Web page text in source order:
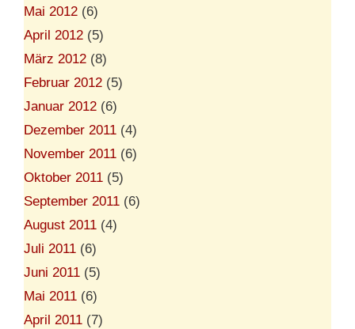
Mai 2012 (6)
April 2012 (5)
März 2012 (8)
Februar 2012 (5)
Januar 2012 (6)
Dezember 2011 (4)
November 2011 (6)
Oktober 2011 (5)
September 2011 (6)
August 2011 (4)
Juli 2011 (6)
Juni 2011 (5)
Mai 2011 (6)
April 2011 (7)